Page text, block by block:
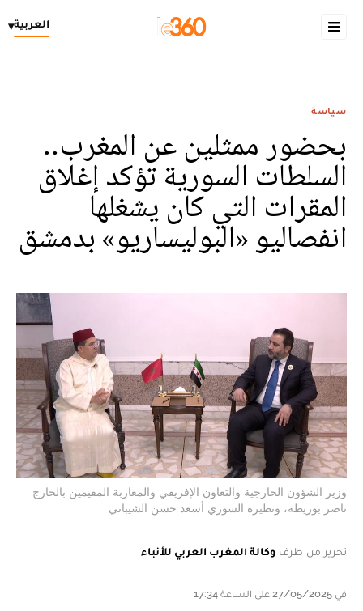
العربية▾
سياسة
بحضور ممثلين عن المغرب..
السلطات السورية تؤكد إغلاق
المقرات التي كان يشغلها
انفصاليو «البوليساريو» بدمشق
وزير الشؤون الخارجية والتعاون الإفريقي والمغاربة المقيمين بالخارج
ناصر بوريطة، ونظيره السوري أسعد حسن الشيباني
تحرير من طرف وكالة المغرب العربي للأنباء
في 27/05/2025 على الساعة 17:34